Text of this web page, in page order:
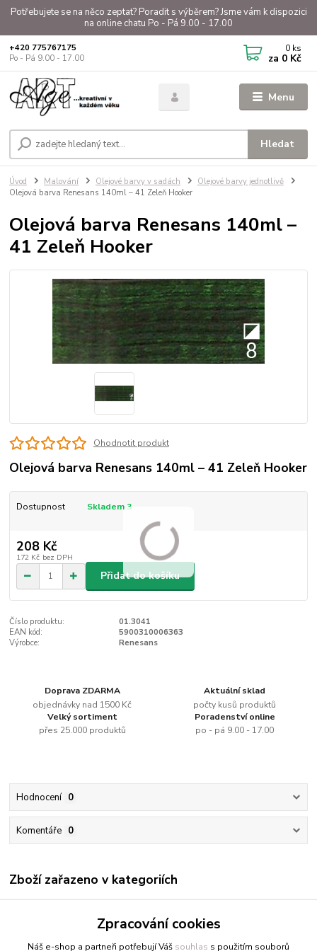
Potřebujete se na něco zeptat? Poradit s výběrem? Jsme vám k dispozici
na online chatu Po - Pá 9.00 - 17.00
Menu
Hledat
+420 775767175
Po - Pá 9.00 - 17.00
0 ks
za 0 Kč
Úvod Malování Olejové barvy v sadách
Olejové barvy jednotlivě
Olejová barva Renesans 140ml – 41 Zeleň Hooker
Olejová barva Renesans 140ml –
41 Zeleň Hooker
Ohodnotit produkt
Olejová barva Renesans 140ml – 41 Zeleň Hooker
Dostupnost Skladem 3
208 Kč
172 Kč bez DPH
Přidat do košíku
Číslo produktu:
01.3041
EAN kód:
5900310006363
Výrobce:
Renesans
Doprava ZDARMA
objednávky nad 1500 Kč
Aktuální sklad
počty kusů produktů
Velký sortiment
přes 25.000 produktů
Poradenství online
po - pá 9.00 - 17.00
Hodnocení 0
Komentáře 0
Zboží zařazeno v kategoriích
Renesans
Olejové barvy jednotlivěZpracování cookies
Náš e-shop a partneři potřebují Váš souhlas s použitím souborů